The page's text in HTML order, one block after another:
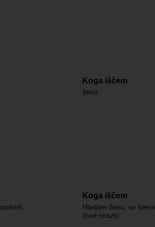
Koga iščem
ženu
Koga iščem
Hledám ženu, se
život snazší.